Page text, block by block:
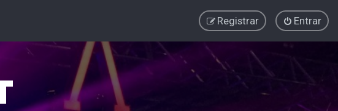
Entrar
Registrar